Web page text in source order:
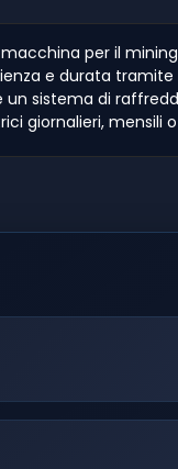
macchina per il
e durata
sistema di
giornalieri, mensili